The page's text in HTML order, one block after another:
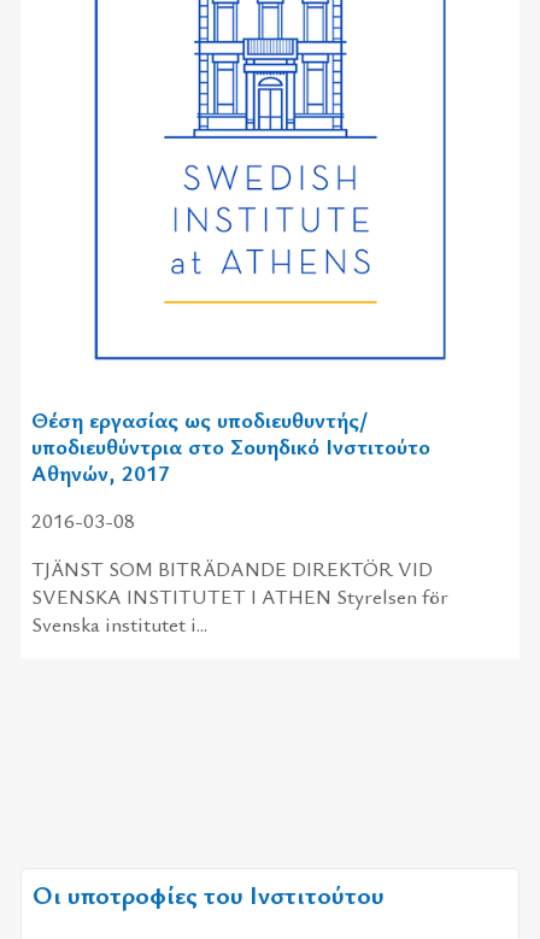
Θέση εργασίας ως υποδιευθυντής/
υποδιευθύντρια στο Σουηδικό Ινστιτούτο
Αθηνών, 2017
2016-03-08
TJÄNST SOM BITRÄDANDE DIREKTÖR VID
SVENSKA INSTITUTET I ATHEN Styrelsen för
Svenska institutet i...
Οι υποτροφίες του Ινστιτούτου